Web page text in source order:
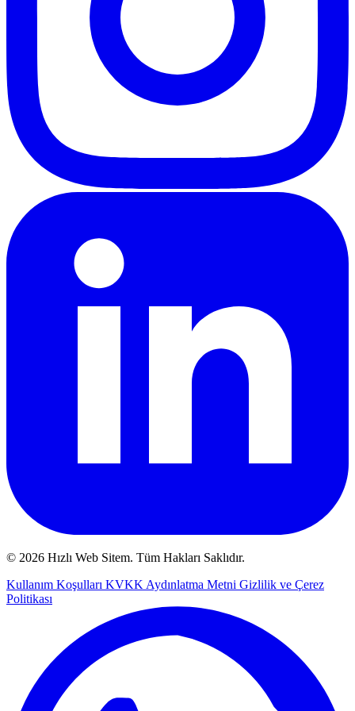
© 2026 Hızlı Web Sitem. Tüm Hakları Saklıdır.
Kullanım Koşulları KVKK Aydınlatma Metni Gizlilik ve Çerez
Politikası